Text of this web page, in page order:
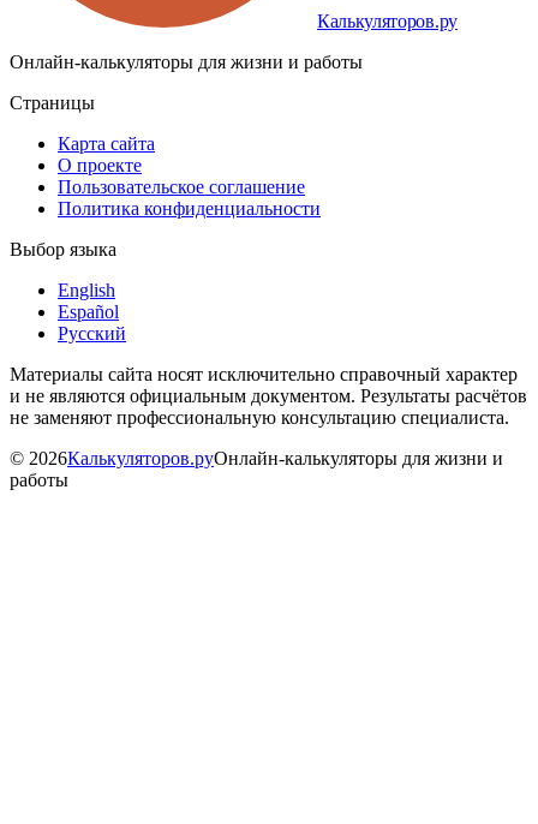
Калькуляторов.ру
Онлайн-калькуляторы для жизни и работы
Страницы
Карта сайта
О проекте
Пользовательское соглашение
Политика конфиденциальности
Выбор языка
English
Español
Русский
Материалы сайта носят исключительно справочный характер
и не являются официальным документом. Результаты расчётов
не заменяют профессиональную консультацию специалиста.
© 2026Калькуляторов.руОнлайн-калькуляторы для жизни и
работы